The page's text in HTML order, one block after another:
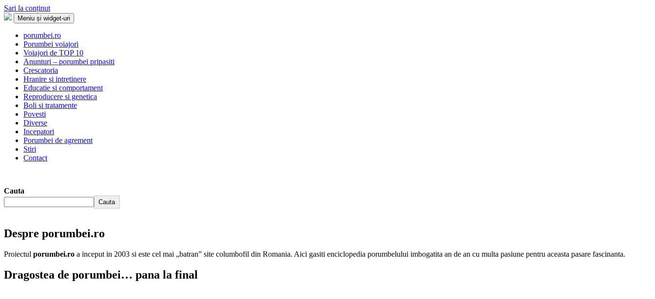
Sari la conținut
Porumbei.ro
Enciclopedia porumbelului
Meniu și widget-uri
porumbei.ro
Porumbei voiajori
Voiajori de TOP 10
Anunturi – porumbei pripasiti
Crescatoria
Hranire si intretinere
Educatie si comportament
Reproducere si genetica
Boli si tratamente
Povesti
Diverse
Incepatori
Porumbei de agrement
Stiri
Contact
Cauta
Cauta
Despre porumbei.ro
Proiectul porumbei.ro a inceput in 2003 si este cel mai „batran” site columbofil din Romania. Aici gasiti enciclopedia porumbelului imbogatita an de an cu multa pasiune pentru aceasta pasare fascinanta.
Dragostea de porumbei… pana la final